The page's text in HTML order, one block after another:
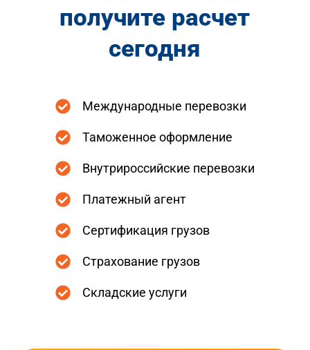
получите расчет
сегодня
Международные перевозки
Таможенное оформление
Внутрироссийские перевозки
Платежный агент
Сертификация грузов
Страхование грузов
Складские услуги